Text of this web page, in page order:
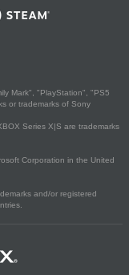
Mark", "PlayStation", "PS5
or trademarks of Sony
Series X|S are trademarks
Corporation in the United
and/or registered